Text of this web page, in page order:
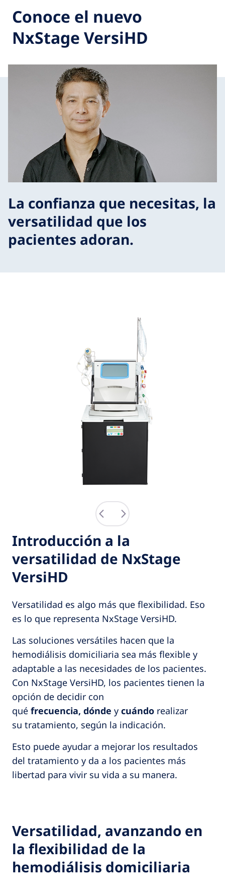
Conoce el nuevo
NxStage VersiHD
La confianza que necesitas, la
versatilidad que los
pacientes adoran.
Introducción a la
versatilidad de NxStage
VersiHD
Versatilidad es algo más que flexibilidad. Eso
es lo que representa NxStage VersiHD.
Las soluciones versátiles hacen que la
hemodiálisis domiciliaria sea más flexible y
adaptable a las necesidades de los pacientes.
Con NxStage VersiHD, los pacientes tienen la
opción de decidir con
qué frecuencia, dónde y cuándo realizar
su tratamiento, según la indicación.
Esto puede ayudar a mejorar los resultados
del tratamiento y da a los pacientes más
libertad para vivir su vida a su manera.
Versatilidad, avanzando en
la flexibilidad de la
hemodiálisis domiciliaria